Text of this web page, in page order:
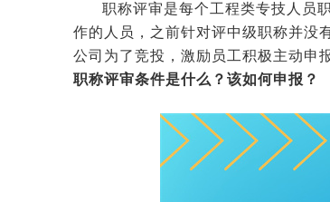
职称评审是每个工程类专技人员
作的人员，之前针对评中级职称并没
公司为了竞投，激励员工积极主动申
职称评审条件是什么？该如何申报？